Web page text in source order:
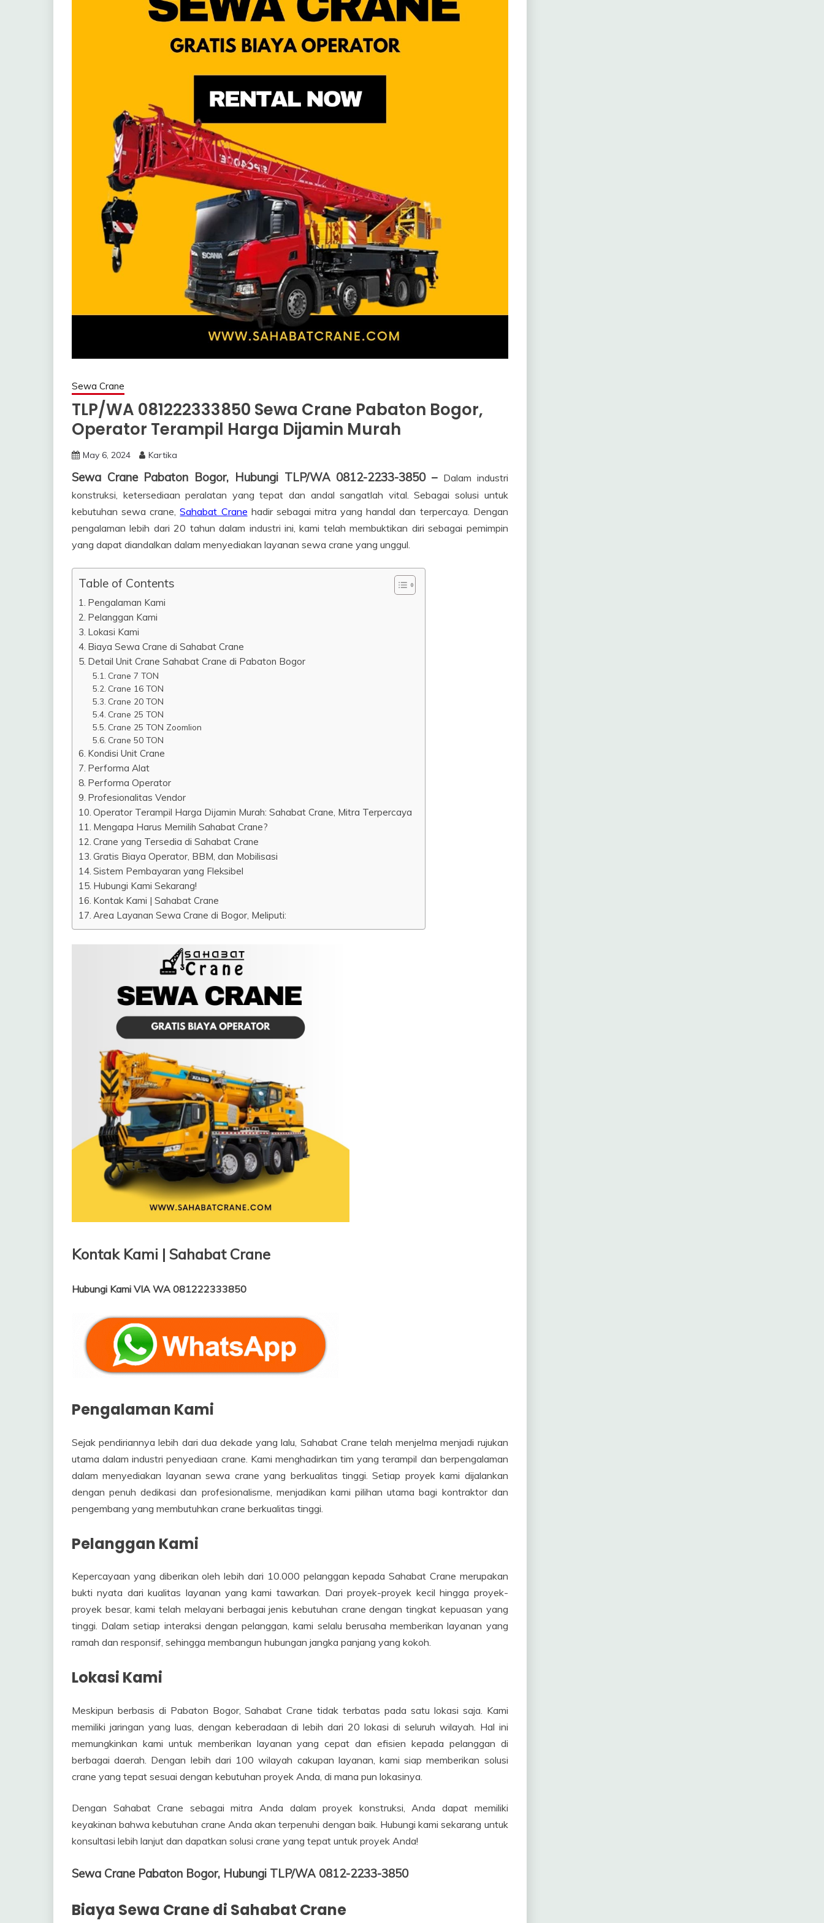
Sewa Crane
TLP/WA 081222333850 Sewa Crane Pabaton Bogor,
Operator Terampil Harga Dijamin Murah
May 6, 2024 Kartika
Sewa Crane Pabaton Bogor, Hubungi TLP/WA 0812-2233-3850 – Dalam industri
konstruksi, ketersediaan peralatan yang tepat dan andal sangatlah vital. Sebagai solusi untuk
kebutuhan sewa crane,Sahabat Crane hadir sebagai mitra yang handal dan terpercaya. Dengan
pengalaman lebih dari 20 tahun dalam industri ini, kami telah membuktikan diri sebagai pemimpin
yang dapat diandalkan dalam menyediakan layanan sewa crane yang unggul.
Table of Contents
Pengalaman Kami
Pelanggan Kami
Lokasi Kami
Biaya Sewa Crane di Sahabat Crane
Detail Unit Crane Sahabat Crane di Pabaton Bogor
Crane 7 TON
Crane 16 TON
Crane 20 TON
Crane 25 TON
Crane 25 TON Zoomlion
Crane 50 TON
Kondisi Unit Crane
Performa Alat
Performa Operator
Profesionalitas Vendor
Operator Terampil Harga Dijamin Murah: Sahabat Crane, Mitra Terpercaya
Mengapa Harus Memilih Sahabat Crane?
Crane yang Tersedia di Sahabat Crane
Gratis Biaya Operator, BBM, dan Mobilisasi
Sistem Pembayaran yang Fleksibel
Hubungi Kami Sekarang!
Kontak Kami | Sahabat Crane
Area Layanan Sewa Crane di Bogor, Meliputi:
Kontak Kami | Sahabat Crane
Hubungi Kami VIA WA 081222333850
Pengalaman Kami
Sejak pendiriannya lebih dari dua dekade yang lalu, Sahabat Crane telah menjelma menjadi rujukan
utama dalam industri penyediaan crane. Kami menghadirkan tim yang terampil dan berpengalaman
dalam menyediakan layanan sewa crane yang berkualitas tinggi. Setiap proyek kami dijalankan
dengan penuh dedikasi dan profesionalisme, menjadikan kami pilihan utama bagi kontraktor dan
pengembang yang membutuhkan crane berkualitas tinggi.
Pelanggan Kami
Kepercayaan yang diberikan oleh lebih dari 10.000 pelanggan kepada Sahabat Crane merupakan
bukti nyata dari kualitas layanan yang kami tawarkan. Dari proyek-proyek kecil hingga proyek-
proyek besar, kami telah melayani berbagai jenis kebutuhan crane dengan tingkat kepuasan yang
tinggi. Dalam setiap interaksi dengan pelanggan, kami selalu berusaha memberikan layanan yang
ramah dan responsif, sehingga membangun hubungan jangka panjang yang kokoh.
Lokasi Kami
Meskipun berbasis di Pabaton Bogor, Sahabat Crane tidak terbatas pada satu lokasi saja. Kami
memiliki jaringan yang luas, dengan keberadaan di lebih dari 20 lokasi di seluruh wilayah. Hal ini
memungkinkan kami untuk memberikan layanan yang cepat dan efisien kepada pelanggan di
berbagai daerah. Dengan lebih dari 100 wilayah cakupan layanan, kami siap memberikan solusi
crane yang tepat sesuai dengan kebutuhan proyek Anda, di mana pun lokasinya.
Dengan Sahabat Crane sebagai mitra Anda dalam proyek konstruksi, Anda dapat memiliki
keyakinan bahwa kebutuhan crane Anda akan terpenuhi dengan baik. Hubungi kami sekarang untuk
konsultasi lebih lanjut dan dapatkan solusi crane yang tepat untuk proyek Anda!
Sewa Crane Pabaton Bogor, Hubungi TLP/WA 0812-2233-3850
Biaya Sewa Crane di Sahabat Crane